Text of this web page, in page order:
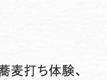
麦打ち体験、